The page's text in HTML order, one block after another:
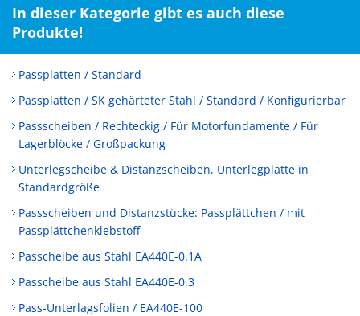
In dieser Kategorie gibt es auch diese
Produkte!
Passplatten / Standard
Passplatten / SK gehärteter Stahl / Standard / Konfigurierbar
Passscheiben / Rechteckig / Für Motorfundamente / Für
Lagerblöcke / Großpackung
Unterlegscheibe & Distanzscheiben, Unterlegplatte in
Standardgröße
Passscheiben und Distanzstücke: Passplättchen / mit
Passplättchenklebstoff
Passcheibe aus Stahl EA440E-0.1A
Passcheibe aus Stahl EA440E-0.3
Pass-Unterlagsfolien / EA440E-100